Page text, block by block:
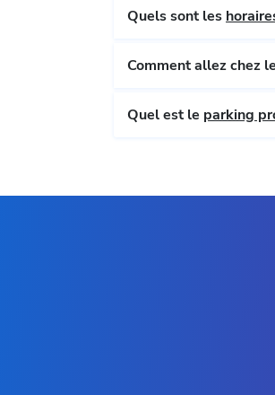
Quels sont les
Comment allez chez
Quel est le parking